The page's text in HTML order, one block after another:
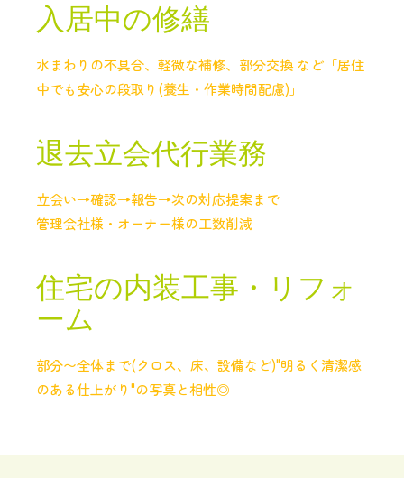
入居中の修繕
水まわりの不具合、軽微な補修、部分交換 など「居住
中でも安心の段取り(養生・作業時間配慮)」
退去立会代行業務
立会い→確認→報告→次の対応提案まで
管理会社様・オーナー様の工数削減
住宅の内装工事・リフォ
ーム
部分〜全体まで(クロス、床、設備など)"明るく清潔感
のある仕上がり"の写真と相性◎